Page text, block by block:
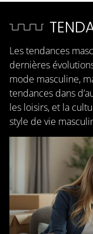
Les tendances
dernières
mode masculine,
tendances dans
les loisirs, et la
style de vie